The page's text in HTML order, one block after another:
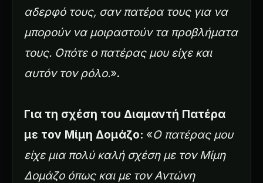
αδερφό τους, σαν πατέρα τους για να
μπορούν να μοιραστούν τα προβλήματα
τους. Οπότε ο πατέρας μου είχε και
αυτόν τον ρόλο.».
Για τη σχέση του Διαμαντή Πατέρα
με τον Μίμη Δομάζο: «Ο πατέρας μου
είχε μια πολύ καλή σχέση με τον Μίμη
Δομάζο όπως και με τον Αντώνη